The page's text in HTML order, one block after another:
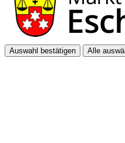
Auswahl bestätigen Alle